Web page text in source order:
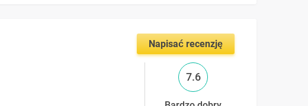
Napisać recenzję
7.6